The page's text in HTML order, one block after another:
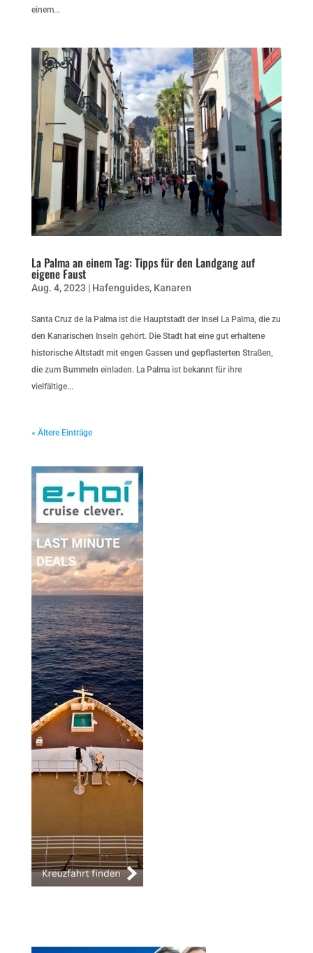
einem...
La Palma an einem Tag: Tipps für den Landgang auf
eigene Faust
Aug. 4, 2023 | Hafenguides, Kanaren
Santa Cruz de la Palma ist die Hauptstadt der Insel La Palma, die zu
den Kanarischen Inseln gehört. Die Stadt hat eine gut erhaltene
historische Altstadt mit engen Gassen und gepflasterten Straßen,
die zum Bummeln einladen. La Palma ist bekannt für ihre
vielfältige...
« Ältere Einträge